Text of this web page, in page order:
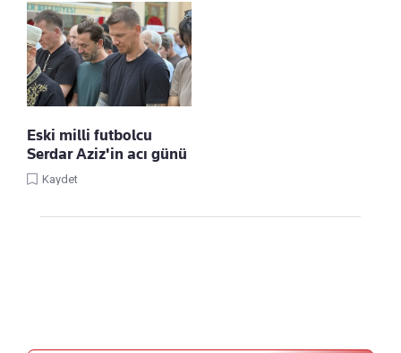
Eski milli futbolcu
Serdar Aziz'in acı günü
Kaydet